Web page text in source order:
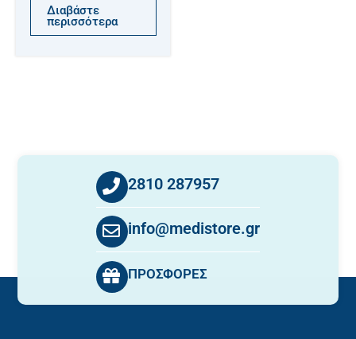
Διαβάστε
περισσότερα
2810 287957
info@medistore.gr
ΠΡΟΣΦΟΡΕΣ